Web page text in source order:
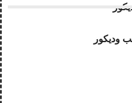
وديكور